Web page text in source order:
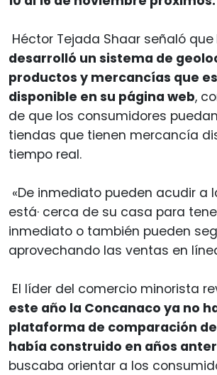
Héctor Tejada Shaar señaló que
desarrolló un sistema de
productos y mercancías que
disponible en su página web,
de que los consumidores
tiendas que tienen mercancía
tiempo real.
«De inmediato pueden acudir a
está· cerca de su casa para
inmediato o también pueden
aprovechando las ventas en
El líder del comercio minorista
este año la Concanaco ya no
plataforma de comparación
había construido en años
buscaba orientar a los